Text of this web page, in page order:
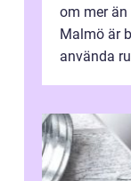
om mer
Malmö är
använda